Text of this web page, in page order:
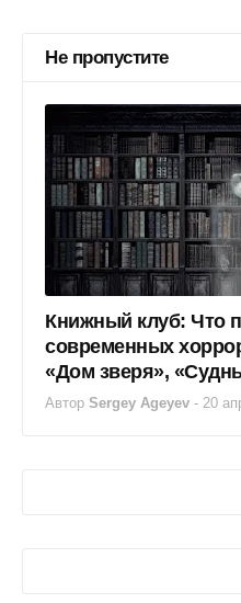
Не пропустите
Книжный клуб: Что
современных
«Дом зверя»,
Автор Sergey Ageyev - 20